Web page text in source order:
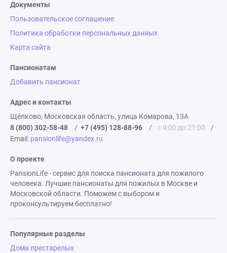
Документы
Пользовательское соглашение
Политика обработки персональных данных
Карта сайта
Пансионатам
Добавить пансионат
Адрес и контакты
Щёлково, Московская область, улица Комарова, 13А
8 (800) 302-58-48
/ +7 (495) 128-88-96 / с 9:00 до 21:00
/
Email: pansionlife@yandex.ru
О проекте
PansionLife - сервис для поиска пансионата для пожилого
человека. Лучшие пансионаты для пожилых в Москве и
Московской области. Поможем с выбором и
проконсультируем бесплатно!
Популярные разделы
Дома престарелых